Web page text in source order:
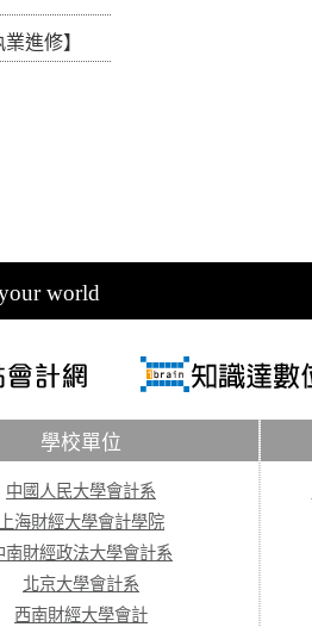
進修】
world
學校單位
中國人民大學會計系
上海財經大學會計學院
南財經政法大學會計系
北京大學會計系
西南財經大學會計